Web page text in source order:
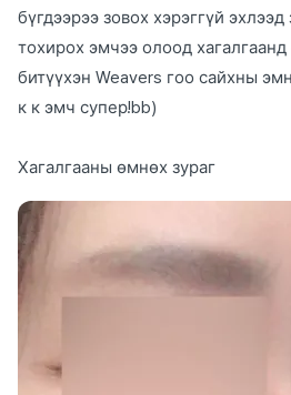
бүгдээрээ зовох хэрэггүй
тохирох эмчээ олоод
битүүхэн Weavers гоо сайхны
к к эмч супер!bb)
Хагалгааны өмнөх зураг